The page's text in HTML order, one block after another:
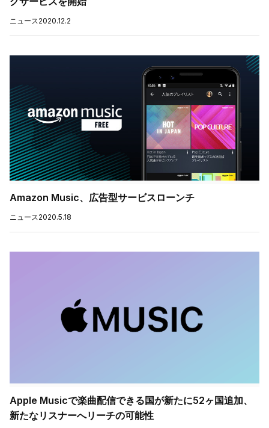
ニュース2020.12.2
Amazon Music、広告型サービスローンチ
ニュース2020.5.18
Apple Musicで楽曲配信できる国が新たに52ヶ国追加、
新たなリスナーへリーチの可能性